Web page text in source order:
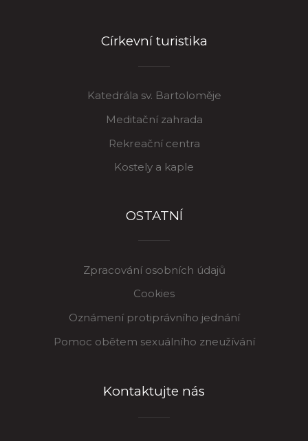
Církevní turistika
Katedrála sv. Bartoloměje
Meditační zahrada
Rekreační centra
Kostely a kaple
OSTATNÍ
Zpracování osobních údajů
Cookies
Oznámení protiprávního jednání
Pomoc obětem sexuálního zneužívání
Kontaktujte nás